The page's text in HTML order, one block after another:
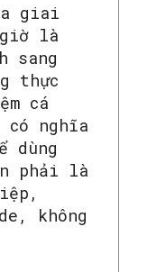
giai
giờ là
sang
thực
cá
có nghĩa
dùng
phải là
không